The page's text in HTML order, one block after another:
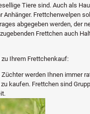
Tiere sind. Auch als
Anhänger. Frettchenwelpen
abgegeben werden, der
Frettchen auch
Ihrem Frettchenkauf:
Züchter werden Ihnen immer
kaufen. Frettchen sind